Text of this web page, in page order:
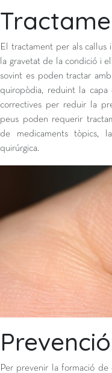
El tractament per als callus
la gravetat de la condició i
sovint es poden tractar
quiropòdia, reduint la
correctives per reduir la
peus poden requerir
de medicaments tòpics,
quirúrgica.
Per prevenir la formació